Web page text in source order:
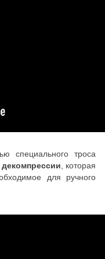
специального троса
, которая
для ручного